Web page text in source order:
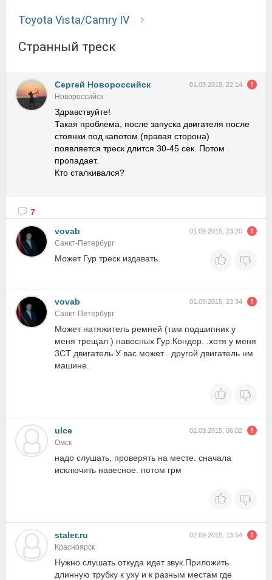
Toyota Vista/Camry IV
Странный треск
Сергей Новороссийск 01.09.2015, 22:14
Новороссийск
Здравствуйте!
Такая проблема, после запуска двигателя после
стоянки под капотом (правая сторона)
появляется треск длится 30-45 сек. Потом
пропадает.
Кто сталкивался?
7
vovab
01.09.2015, 23:20
Санкт-Петербург
Может Гур треск издавать.
vovab 01.09.2015, 23:34
Санкт-Петербург
Может натяжитель ремней (там подшипник у
меня трещал ) навесных Гур.Кондер. .хотя у меня
3СТ двигатель.У вас может . другой двигатель нм
машине.
ulce 02.09.2015, 06:02
Омск
надо слушать, проверять на месте. сначала
исключить навесное. потом грм
staler.ru 02.09.2015, 13:54
Красноярск
Нужно слушать откуда идет звук.Приложить
длинную трубку к уху и к разным местам где